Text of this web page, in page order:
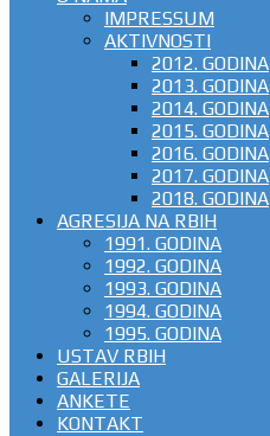
IMPRESSUM
AKTIVNOSTI
2012. GODINA
2013. GODINA
2014. GODINA
2015. GODINA
2016. GODINA
2017. GODINA
2018. GODINA
AGRESIJA NA RBIH
1991. GODINA
1992. GODINA
1993. GODINA
1994. GODINA
1995. GODINA
USTAV RBIH
GALERIJA
ANKETE
KONTAKT